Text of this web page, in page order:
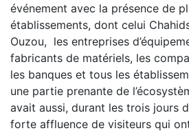
événement avec la présence de
établissements, dont celui
Ouzou, les entreprises
fabricants de matériels, les
les banques et tous les
une partie prenante de
avait aussi, durant les trois jours
forte affluence de visiteurs qui